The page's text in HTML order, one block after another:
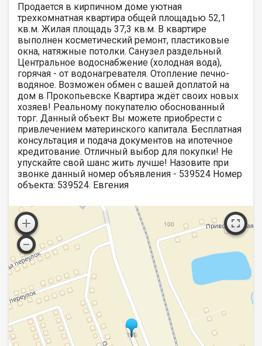
Продается в кирпичном доме уютная
трехкомнатная квартира общей площадью 52,1
кв.м. Жилая площадь 37,3 кв.м. В квартире
выполнен косметический ремонт, пластиковые
окна, натяжные потолки. Санузел раздельный.
Центральное водоснабжение (холодная вода),
горячая - от водонагревателя. Отопление печно-
водяное. Возможен обмен с вашей доплатой на
дом в Прокопьевске Квартира ждёт своих новых
хозяев! Реальному покупателю обоснованный
торг. Данный объект Вы можете приобрести с
привлечением материнского капитала. Бесплатная
консультация и подача документов на ипотечное
кредитование. Отличный выбор для покупки! Не
упускайте свой шанс жить лучше! Назовите при
звонке данный номер объявления - 539524 Номер
объекта: 539524. Евгения